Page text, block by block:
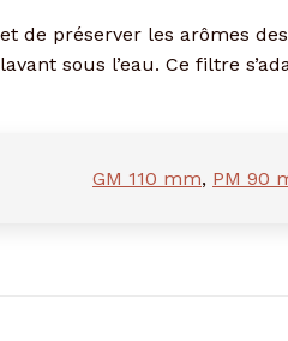
de préserver les arômes
sous l’eau. Ce filtre
GM 110 mm, PM 90